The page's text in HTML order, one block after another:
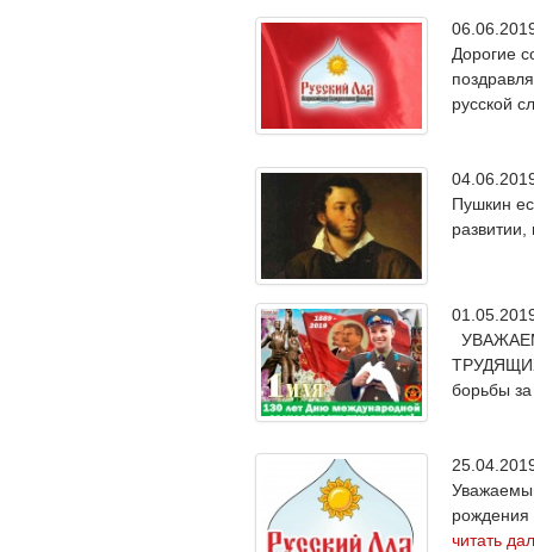
Дорогие
русской
Пушкин
борьбы
рождения
читать